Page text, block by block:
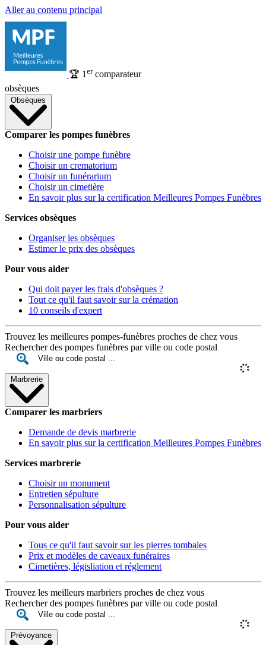
Aller au contenu principal
🏆 1 ercomparateur
obsèques
Obsèques
Comparer les pompes funèbres
Choisir une pompe funèbre
Choisir un crematorium
Choisir un funérarium
Choisir un cimetière
En savoir plus sur la certification Meilleures Pompes Funèbres
Services obsèques
Organiser les obsèques
Estimer le prix des obsèques
Pour vous aider
Qui doit payer les frais d'obsèques ?
Tout ce qu'il faut savoir sur la crémation
10 conseils d'expert
Trouvez les meilleures pompes-funèbres proches de chez vous
Rechercher des pompes funèbres par ville ou code postal
Marbrerie
Comparer les marbriers
Demande de devis marbrerie
En savoir plus sur la certification Meilleures Pompes Funèbres
Services marbrerie
Choisir un monument
Entretien sépulture
Personnalisation sépulture
Pour vous aider
Tous ce qu'il faut savoir sur les pierres tombales
Prix et modèles de caveaux funéraires
Cimetières, législiation et réglement
Trouvez les meilleurs marbriers proches de chez vous
Rechercher des pompes funèbres par ville ou code postal
Prévoyance